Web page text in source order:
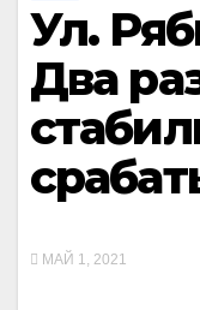
Ул.
Два
МАЙ 1, 2021